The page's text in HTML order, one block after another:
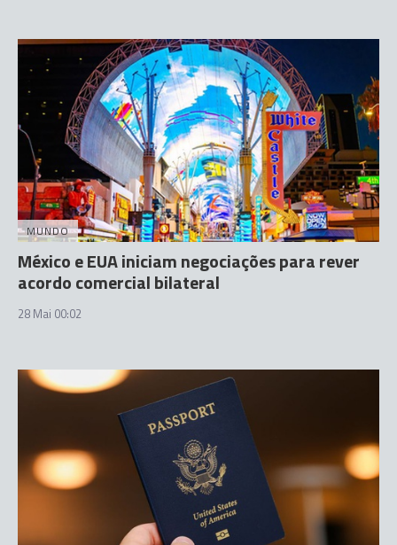
MUNDO
México e EUA iniciam negociações para rever
acordo comercial bilateral
28 Mai 00:02